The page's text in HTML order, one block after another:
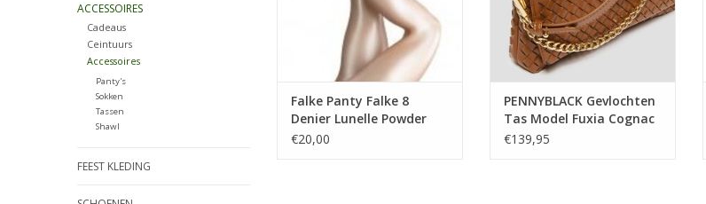
ACCESSOIRES
Cadeaus
Ceintuurs
Accessoires
Panty's
Sokken
Tassen
Shawl
FEEST KLEDING
Falke Panty Falke 8
Denier Lunelle Powder
€20,00
PENNYBLACK Gevlochten
Tas Model Fuxia Cognac
€139,95